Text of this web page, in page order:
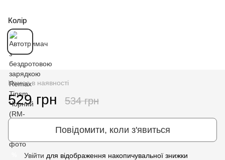
Колір
Немає в наявності
529 грн 534 грн
Повідомити, коли з'явиться
Увійти для відображення накопичувальної знижки